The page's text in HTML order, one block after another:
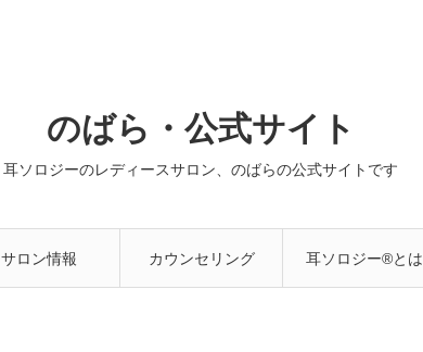
のばら・公式サイト
耳ソロジーのレディースサロン、のばらの公式サイトです
サロン情報 カウンセリング 耳ソロジー®とは